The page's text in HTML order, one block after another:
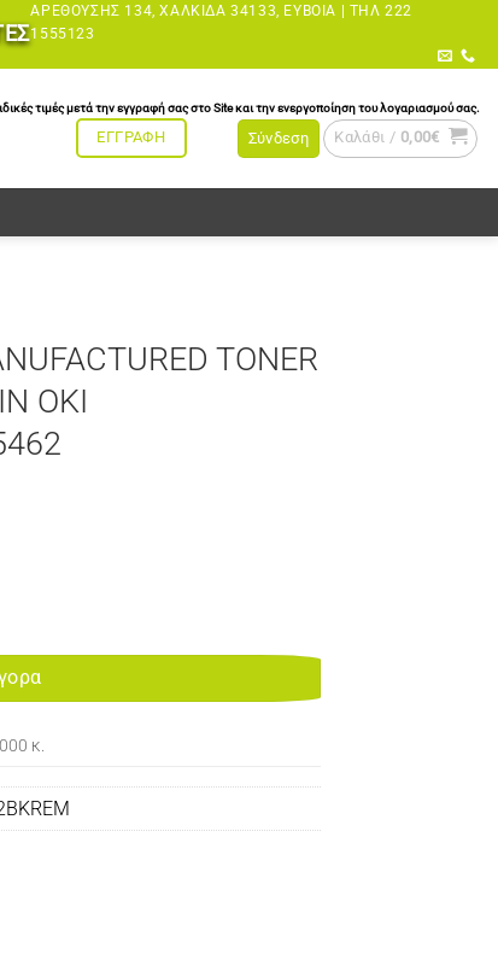
ΑΡΕΘΟΎΣΗΣ 134, ΧΑΛΚΊΔΑ 34133, ΕΎΒΟΙΑ | ΤΗΛ 222
1555123
τιμές μετά την εγγραφή σας στο Site και την ενεργοποίηση του λογαριασμού σας.
ΕΓΓΡΑΦΗ Σύνδεση Καλάθι / 0,00€
TONER
OKI
BLACK 6K FOR USE IN OKI ES3452/ES5431/ES5462 ποσότητα
κ.